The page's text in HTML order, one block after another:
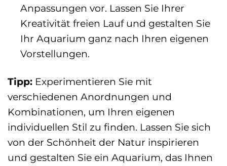
Anpassungen vor. Lassen Sie Ihrer
Kreativität freien Lauf und gestalten Sie
Ihr Aquarium ganz nach Ihren eigenen
Vorstellungen.
Tipp: Experimentieren Sie mit
verschiedenen Anordnungen und
Kombinationen, um Ihren eigenen
individuellen Stil zu finden. Lassen Sie sich
von der Schönheit der Natur inspirieren
und gestalten Sie ein Aquarium, das Ihnen